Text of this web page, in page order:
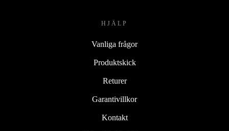
HJÄLP
Vanliga frågor
Produktskick
Returer
Garantivillkor
Kontakt